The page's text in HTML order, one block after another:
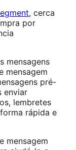
, cerca
por
mensagens
mensagem
pré-
enviar
lembretes
rápida e
mensagem